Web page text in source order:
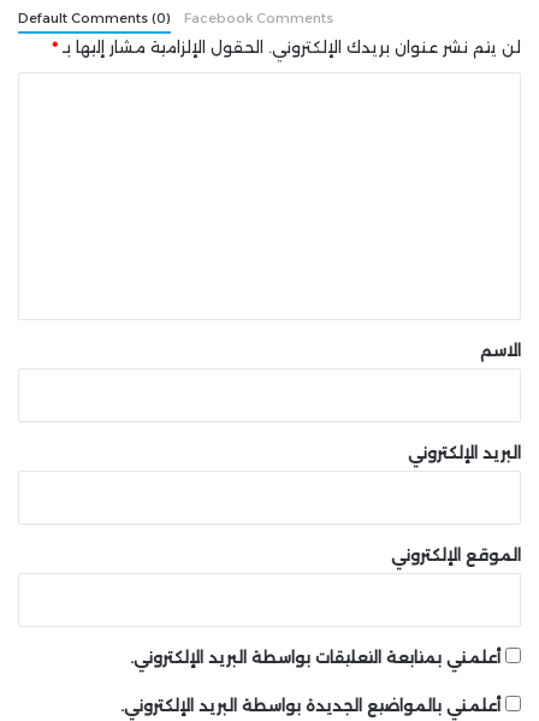
Default Comments (0) Facebook Comments
لن يتم نشر عنوان بريدك الإلكتروني. الحقول الإلزامية مشار إليها بـ *
*الاسم
البريد الإلكتروني
الموقع الإلكتروني
أعلمني بمتابعة التعليقات بواسطة البريد الإلكتروني.
أعلمني بالمواضيع الجديدة بواسطة البريد الإلكتروني.